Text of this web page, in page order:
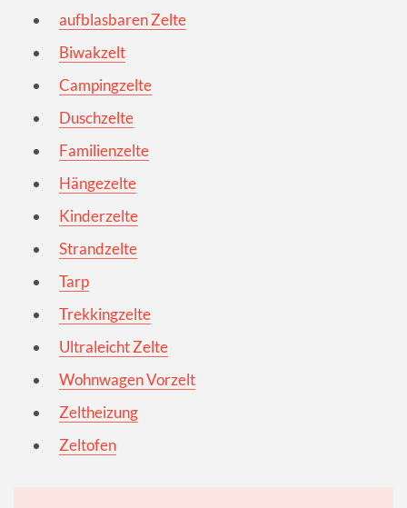
aufblasbaren Zelte
Biwakzelt
Campingzelte
Duschzelte
Familienzelte
Hängezelte
Kinderzelte
Strandzelte
Tarp
Trekkingzelte
Ultraleicht Zelte
Wohnwagen Vorzelt
Zeltheizung
Zeltofen